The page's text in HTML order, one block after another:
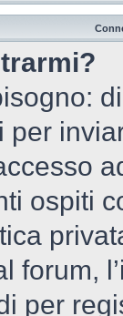
per
ospiti
forum,
per